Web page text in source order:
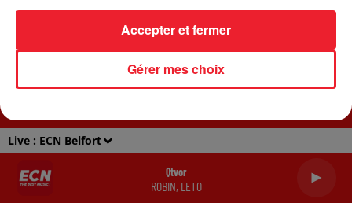
Live : ECN Belfort
Qtvor
ROBIN, LETO
Gestion des cookies Plan du site
Archives 2026 2025 2024 2023 2022
Gérer mes choix
Accepter et fermer